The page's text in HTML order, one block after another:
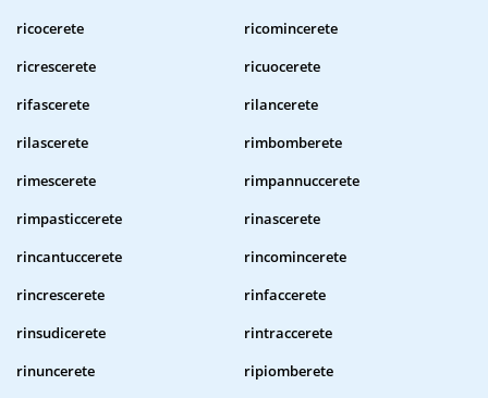
ricocerete
ricomincerete
ricrescerete
ricuocerete
rifascerete
rilancerete
rilascerete
rimbomberete
rimescerete
rimpannuccerete
rimpasticcerete
rinascerete
rincantuccerete
rincomincerete
rincrescerete
rinfaccerete
rinsudicerete
rintraccerete
rinuncerete
ripiomberete